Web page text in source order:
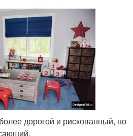
дорогой и рискованный, но